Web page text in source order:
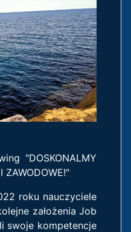
"DOSKONALMY
ZAWODOWE!"
roku nauczyciele
założenia Job
swoje kompetencje